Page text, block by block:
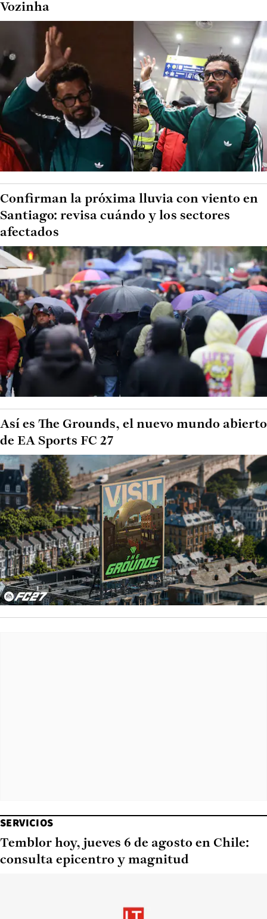
Vozinha
Confirman la próxima lluvia con viento en
Santiago: revisa cuándo y los sectores
afectados
Así es The Grounds, el nuevo mundo abierto
de EA Sports FC 27
SERVICIOS
Temblor hoy, jueves 6 de agosto en Chile:
consulta epicentro y magnitud